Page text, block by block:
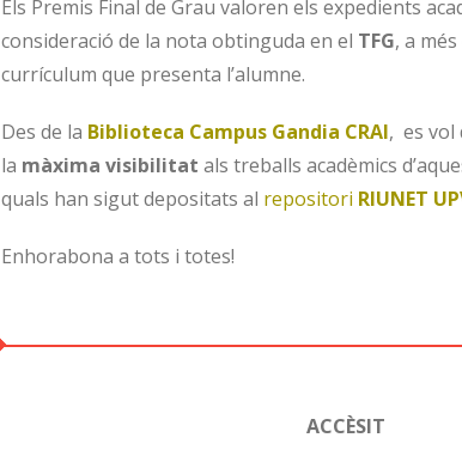
Els Premis Final de Grau valoren els expedients
consideració de la nota obtinguda en el TFG, a
currículum que presenta l’alumne.
Des de la Biblioteca Campus Gandia CRAI, es vol
la màxima visibilitat als treballs acadèmics
quals han sigut depositats al repositori RIUNET
Enhorabona a tots i totes!
ACCÈSIT